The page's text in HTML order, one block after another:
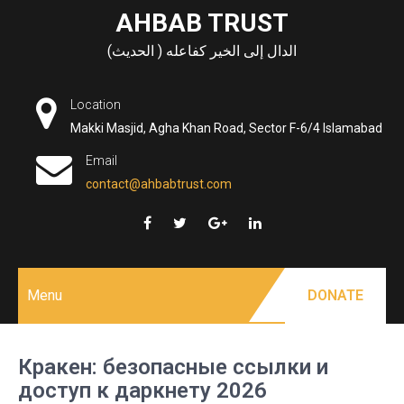
AHBAB TRUST
الدال إلى الخير كفاعله ( الحديث)
Location
Makki Masjid, Agha Khan Road, Sector F-6/4 Islamabad
Email
contact@ahbabtrust.com
Menu DONATE
Кракен: безопасные ссылки и
доступ к даркнету 2026